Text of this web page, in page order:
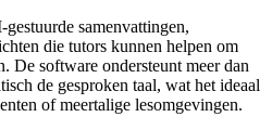
samenvattingen,
die tutors kunnen helpen om
De software ondersteunt meer dan
de gesproken taal, wat het ideaal
of meertalige lesomgevingen.